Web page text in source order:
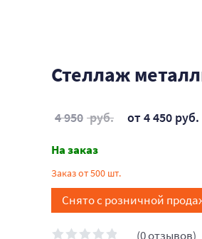
Стеллаж
4 950 руб. от 4 450 руб.
На заказ
Заказ от 500 шт.
Снято с розничной
(0 отзывов)